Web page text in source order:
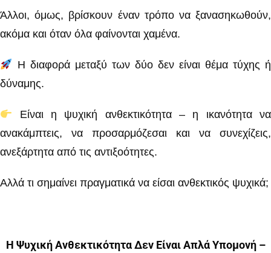
Άλλοι, όμως, βρίσκουν έναν τρόπο να ξανασηκωθούν,
ακόμα και όταν όλα φαίνονται χαμένα.
Η διαφορά μεταξύ των δύο δεν είναι θέμα τύχης ή
δύναμης.
Είναι η ψυχική ανθεκτικότητα – η ικανότητα να
ανακάμπτεις, να προσαρμόζεσαι και να συνεχίζεις,
ανεξάρτητα από τις αντιξοότητες.
Αλλά τι σημαίνει πραγματικά να είσαι ανθεκτικός ψυχικά;
Η Ψυχική Ανθεκτικότητα Δεν Είναι Απλά Υπομονή –